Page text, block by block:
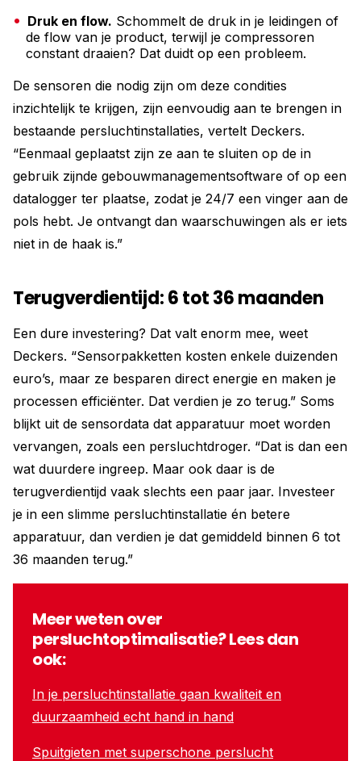
Druk en flow. Schommelt de druk in je leidingen of
de flow van je product, terwijl je compressoren
constant draaien? Dat duidt op een probleem.
De sensoren die nodig zijn om deze condities
inzichtelijk te krijgen, zijn eenvoudig aan te brengen in
bestaande persluchtinstallaties, vertelt Deckers.
“Eenmaal geplaatst zijn ze aan te sluiten op de in
gebruik zijnde gebouwmanagementsoftware of op een
datalogger ter plaatse, zodat je 24/7 een vinger aan de
pols hebt. Je ontvangt dan waarschuwingen als er iets
niet in de haak is.”
Terugverdientijd: 6 tot 36 maanden
Een dure investering? Dat valt enorm mee, weet
Deckers. “Sensorpakketten kosten enkele duizenden
euro’s, maar ze besparen direct energie en maken je
processen efficiënter. Dat verdien je zo terug.” Soms
blijkt uit de sensordata dat apparatuur moet worden
vervangen, zoals een persluchtdroger. “Dat is dan een
wat duurdere ingreep. Maar ook daar is de
terugverdientijd vaak slechts een paar jaar. Investeer
je in een slimme persluchtinstallatie én betere
apparatuur, dan verdien je dat gemiddeld binnen 6 tot
36 maanden terug.”
Meer weten over
persluchtoptimalisatie? Lees dan
ook:
In je persluchtinstallatie gaan kwaliteit en
duurzaamheid echt hand in hand
Spuitgieten met superschone perslucht